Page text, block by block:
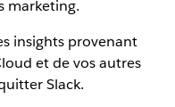
marketing.
insights provenant
et de vos autres
Slack.